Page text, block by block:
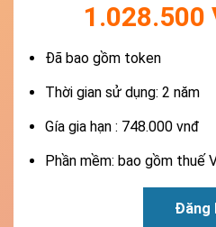
1.028.500
Đã bao gồm token
Thời gian sử dụng: 2 năm
Gía gia hạn : 748.000 vnđ
Phần mềm: bao gồm thuế
Đăng